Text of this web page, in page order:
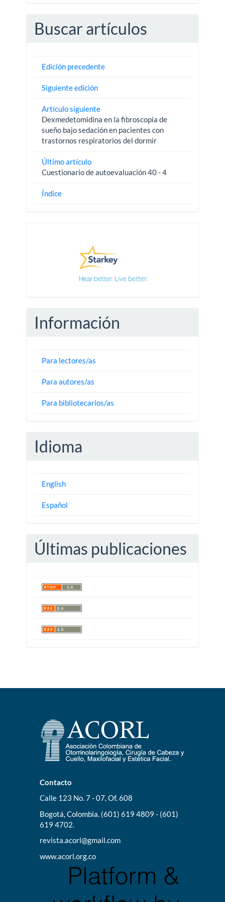
Buscar artículos
Edición precedente
Siguiente edición
Artículo siguiente
Dexmedetomidina en la fibroscopia de
sueño bajo sedación en pacientes con
trastornos respiratorios del dormir
Último artículo
Cuestionario de autoevaluación 40 - 4
Índice
Información
Para lectores/as
Para autores/as
Para bibliotecarios/as
Idioma
English
Español
Últimas publicaciones
Contacto
Calle 123 No. 7 - 07, Of. 608
Bogotá, Colombia. (601) 619 4809 - (601)
619 4702.
revista.acorl@gmail.com
www.acorl.org.co